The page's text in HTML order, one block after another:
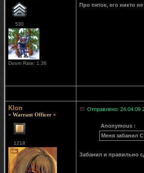
530
Doom Rate: 1.36
Про пятое, его никто
Klon
= Warrant Officer =
1218
Отправлено: 24.04.09
Anonymous :
Меня забанил
Забанил и правильно